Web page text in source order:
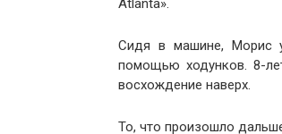
Atlanta».
Сидя в машине, Морис
помощью ходунков. 8-
восхождение наверх.
То, что произошло